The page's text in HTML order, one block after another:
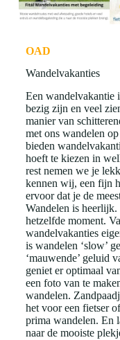
OAD
Wandelvakanties
Een wandelvakantie
bezig zijn en veel
manier van
met ons wandelen
bieden
hoeft te kiezen in
rest nemen we je
kennen wij, een fijn
ervoor dat je de
Wandelen is heerlijk.
hetzelfde moment.
wandelvakanties
is wandelen ‘slow’
‘mauwende’ geluid
geniet er optimaal
een foto van te
wandelen.
het voor een fietser
prima wandelen. En
naar de mooiste